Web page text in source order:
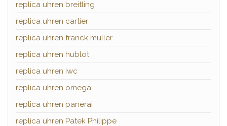
replica uhren breitling
replica uhren cartier
replica uhren franck muller
replica uhren hublot
replica uhren iwc
replica uhren omega
replica uhren panerai
replica uhren Patek Philippe